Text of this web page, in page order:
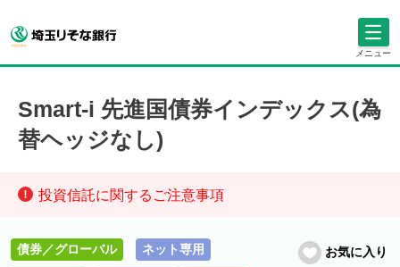
メニュー
Smart-i 先進国債券インデックス(為
替ヘッジなし)
投資信託に関するご注意事項
債券／グローバル ネット専用 お気に入り